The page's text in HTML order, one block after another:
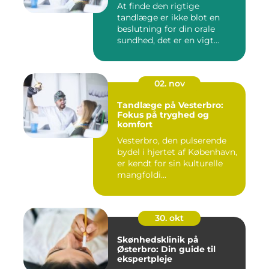
At finde den rigtige
tandlæge er ikke blot en
beslutning for din orale
sundhed, det er en vigt...
02. nov
Tandlæge på Vesterbro:
Fokus på tryghed og
komfort
Vesterbro, den pulserende
bydel i hjertet af København,
er kendt for sin kulturelle
mangfoldi...
30. okt
Skønhedsklinik på
Østerbro: Din guide til
ekspertpleje